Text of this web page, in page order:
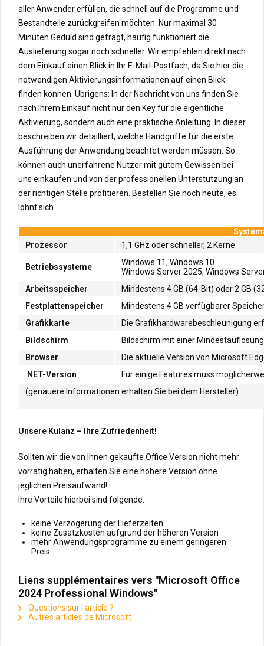
aller Anwender erfüllen, die schnell auf die Programme und
Bestandteile zurückgreifen möchten. Nur maximal 30
Minuten Geduld sind gefragt, häufig funktioniert die
Auslieferung sogar noch schneller. Wir empfehlen direkt nach
dem Einkauf einen Blick in Ihr E-Mail-Postfach, da Sie hier die
notwendigen Aktivierungsinformationen auf einen Blick
finden können. Übrigens: In der Nachricht von uns finden Sie
nach Ihrem Einkauf nicht nur den Key für die eigentliche
Aktivierung, sondern auch eine praktische Anleitung. In dieser
beschreiben wir detailliert, welche Handgriffe für die erste
Ausführung der Anwendung beachtet werden müssen. So
können auch unerfahrene Nutzer mit gutem Gewissen bei
uns einkaufen und von der professionellen Unterstützung an
der richtigen Stelle profitieren. Bestellen Sie noch heute, es
lohnt sich.
Prozessor
1,1 GHz oder schneller, 2 Kerne
Betriebssysteme
Windows 11, Windows 10
Windows Server 2025, Windows
Arbeitsspeicher
Mindestens 4 GB (64-Bit) oder 2 GB
Festplattenspeicher
Mindestens 4 GB verfügbarer
Grafikkarte
Die Grafikhardwarebeschleunigung
Bildschirm
Bildschirm mit einer
Browser
Die aktuelle Version von Microsoft
NET-Version
Für einige Features muss
(genauere Informationen erhalten Sie bei dem Hersteller)
Unsere Kulanz – Ihre Zufriedenheit!
Sollten wir die von Ihnen gekaufte Office Version nicht mehr
vorrätig haben, erhalten Sie eine höhere Version ohne
jeglichen Preisaufwand!
Ihre Vorteile hierbei sind folgende:
keine Verzögerung der Lieferzeiten
keine Zusatzkosten aufgrund der höheren Version
mehr Anwendungsprogramme zu einem geringeren
Preis
Liens supplémentaires vers "Microsoft Office
2024 Professional Windows"
Questions sur l'article ?
Autres articles de Microsoft